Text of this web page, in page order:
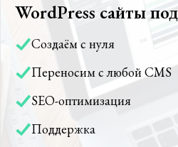
WordPress сайты
Создаём с нуля
Переносим с любой CMS
SEO-оптимизация
Поддержка